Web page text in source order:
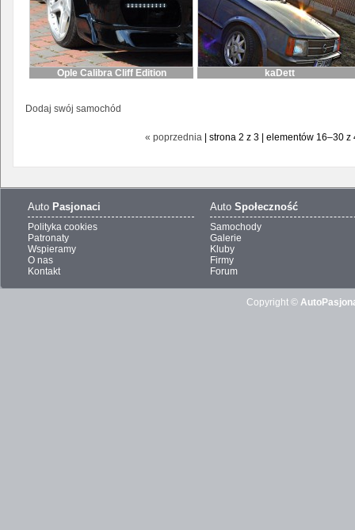
Ople Calibra Cliff Edition kaDett
Dodaj swój samochód
« poprzednia| strona 2 z 3 | elementów 16–30 z
Auto Pasjonaci
Polityka cookies
Patronaty
Wspieramy
O nas
Kontakt
Auto Społeczność
Samochody
Galerie
Kluby
Firmy
Forum
Copyright ©